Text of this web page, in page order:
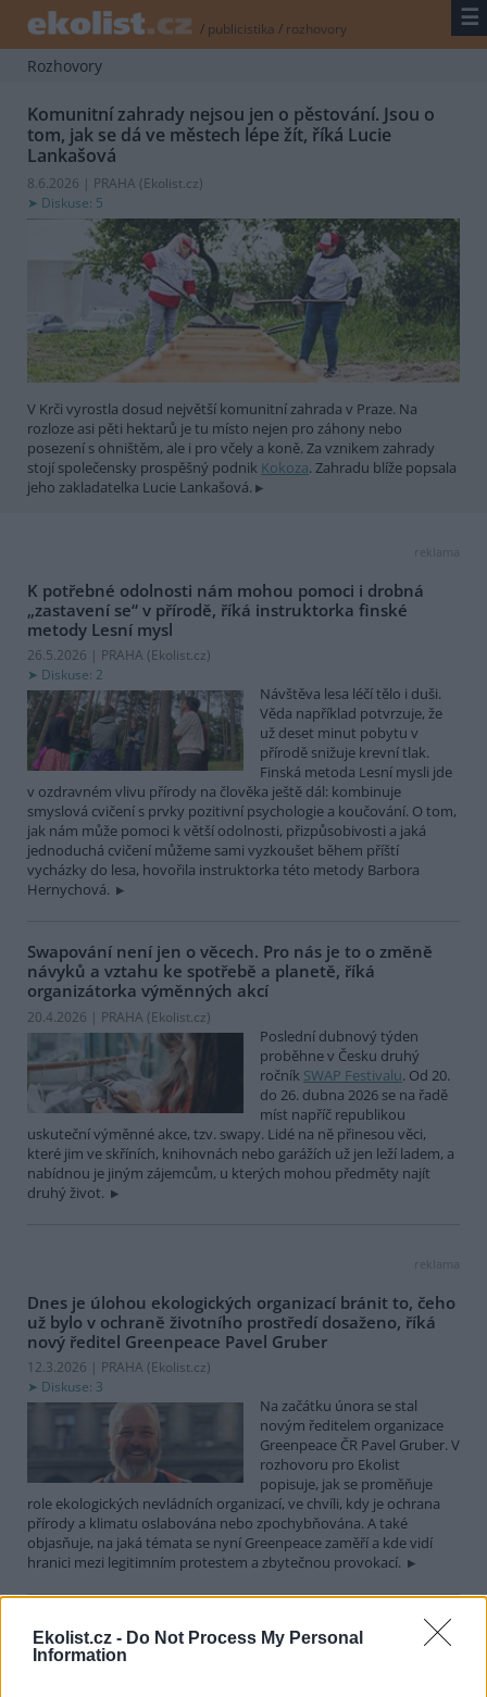
Ekolist.cz - Do Not Process My Personal
Information
/ publicistika / rozhovory ☰
Rozhovory
Komunitní zahrady nejsou jen o pěstování. Jsou o
tom, jak se dá ve městech lépe žít, říká Lucie
Lankašová
8.6.2026 | PRAHA (Ekolist.cz)
Diskuse: 5
V Krči vyrostla dosud největší komunitní zahrada v Praze. Na
rozloze asi pěti hektarů je tu místo nejen pro záhony nebo
posezení s ohništěm, ale i pro včely a koně. Za vznikem zahrady
stojí společensky prospěšný podnik Kokoza. Zahradu blíže popsala
jeho zakladatelka Lucie Lankašová.
reklama
K potřebné odolnosti nám mohou pomoci i drobná
„zastavení se“ v přírodě, říká instruktorka finské
metody Lesní mysl
26.5.2026 | PRAHA (Ekolist.cz)
Diskuse: 2
Návštěva lesa léčí tělo i duši.
Věda například potvrzuje, že
už deset minut pobytu v
přírodě snižuje krevní tlak.
Finská metoda Lesní mysli jde
v ozdravném vlivu přírody na člověka ještě dál: kombinuje
smyslová cvičení s prvky pozitivní psychologie a koučování. O tom,
jak nám může pomoci k větší odolnosti, přizpůsobivosti a jaká
jednoduchá cvičení můžeme sami vyzkoušet během příští
vycházky do lesa, hovořila instruktorka této metody Barbora
Hernychová.
Swapování není jen o věcech. Pro nás je to o změně
návyků a vztahu ke spotřebě a planetě, říká
organizátorka výměnných akcí
20.4.2026 | PRAHA (Ekolist.cz)
Poslední dubnový týden
proběhne v Česku druhý
ročník SWAP Festivalu. Od 20.
do 26. dubna 2026 se na řadě
míst napříč republikou
uskuteční výměnné akce, tzv. swapy. Lidé na ně přinesou věci,
které jim ve skříních, knihovnách nebo garážích už jen leží ladem, a
nabídnou je jiným zájemcům, u kterých mohou předměty najít
druhý život.
reklama
Dnes je úlohou ekologických organizací bránit to, čeho
už bylo v ochraně životního prostředí dosaženo, říká
nový ředitel Greenpeace Pavel Gruber
12.3.2026 | PRAHA (Ekolist.cz)
Diskuse: 3
Na začátku února se stal
novým ředitelem organizace
Greenpeace ČR Pavel Gruber. V
rozhovoru pro Ekolist
popisuje, jak se proměňuje
role ekologických nevládních organizací, ve chvíli, kdy je ochrana
přírody a klimatu oslabována nebo zpochybňována. A také
objasňuje, na jaká témata se nyní Greenpeace zaměří a kde vidí
hranici mezi legitimním protestem a zbytečnou provokací.
Martin Nawrath: I v případě environmentálního žalu
platí, že sdílená bolest je poloviční bolest